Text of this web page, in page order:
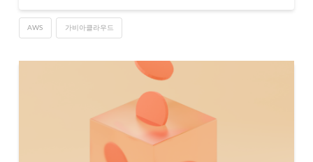
AWS 가비아클라우드